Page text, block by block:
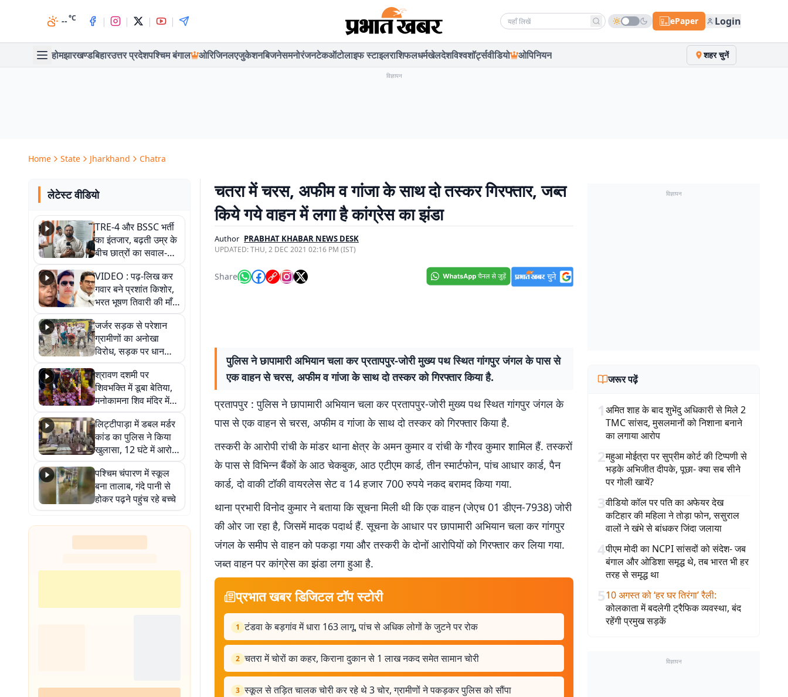
--°C | | | | Search news ePaper Login
होमझारखण्डबिहारउत्तर प्रदेशपश्चिम बंगाल ओरिजिनलएजुकेशनबिजनेसमनोरंजनटेकऑटोलाइफ स्टाइलराशिफलधर्मखेलदेशविश्वशॉर्ट्सवीडियो ओपिनियन शहर चुनें
विज्ञापन
Home State Jharkhand Chatra
लेटेस्ट वीडियो
TRE-4 और BSSC भर्ती
का इंतजार, बढ़ती उम्र के
बीच छात्रों का सवाल-
आखिर कब आएगी बहाली?
देखें वीडियो
VIDEO : पढ़-लिख कर
गवार बने प्रशांत किशोर,
भरत भूषण तिवारी की माँ ने
कहा नहीं थी उम्मीद, बेटा
था तो किसी को बोलने की
नहीं थी हिम्मत
जर्जर सड़क से परेशान
ग्रामीणों का अनोखा
विरोध, सड़क पर धान
रोपकर और खाद डालकर
जताया आक्रोश
श्रावण दशमी पर
शिवभक्ति में डूबा बेतिया,
मनोकामना शिव मंदिर में
हुआ भव्य श्रृंगार
लिट्टीपाड़ा में डबल मर्डर
कांड का पुलिस ने किया
खुलासा, 12 घंटे में आरोपी
गिरफ्तार
पश्चिम चंपारण में स्कूल
बना तालाब, गंदे पानी से
होकर पढ़ने पहुंच रहे बच्चे
चतरा में चरस, अफीम व गांजा के साथ दो तस्कर गिरफ्तार, जब्त
किये गये वाहन में लगा है कांग्रेस का झंडा
Author PRABHAT KHABAR NEWS DESK
UPDATED:THU, 2 DEC 2021 02:16 PM (IST)
Share
पुलिस ने छापामारी अभियान चला कर प्रतापपुर-जोरी मुख्य पथ स्थित गांगपुर जंगल के पास से
एक वाहन से चरस, अफीम व गांजा के साथ दो तस्कर को गिरफ्तार किया है.
प्रतापपुर : पुलिस ने छापामारी अभियान चला कर प्रतापपुर-जोरी मुख्य पथ स्थित गांगपुर जंगल के
पास से एक वाहन से चरस, अफीम व गांजा के साथ दो तस्कर को गिरफ्तार किया है.
तस्करी के आरोपी रांची के मांडर थाना क्षेत्र के अमन कुमार व रांची के गौरव कुमार शामिल हैं. तस्करों
के पास से विभिन्न बैंकों के आठ चेकबुक, आठ एटीएम कार्ड, तीन स्मार्टफोन, पांच आधार कार्ड, पैन
कार्ड, दो वाकी टॉकी वायरलेस सेट व 14 हजार 700 रुपये नकद बरामद किया गया.
थाना प्रभारी विनोद कुमार ने बताया कि सूचना मिली थी कि एक वाहन (जेएच 01 डीएन-7938) जोरी
की ओर जा रहा है, जिसमें मादक पदार्थ हैं. सूचना के आधार पर छापामारी अभियान चला कर गांगपुर
जंगल के समीप से वाहन को पकड़ा गया और तस्करी के दोनों आरोपियों को गिरफ्तार कर लिया गया.
जब्त वाहन पर कांग्रेस का झंडा लगा हुआ है.
प्रभात खबर डिजिटल टॉप स्टोरी
1 टंडवा के बड़गांव में धारा 163 लागू, पांच से अधिक लोगों के जुटने पर रोक
2 चतरा में चोरों का कहर, किराना दुकान से 1 लाख नकद समेत सामान चोरी
3 स्कूल से तड़ित चालक चोरी कर रहे थे 3 चोर, ग्रामीणों ने पकड़कर पुलिस को सौंपा
विज्ञापन
जरूर पढ़ें
1अमित शाह के बाद शुभेंदु अधिकारी से मिले 2
TMC सांसद, मुसलमानों को निशाना बनाने
का लगाया आरोप
2महुआ मोईत्रा पर सुप्रीम कोर्ट की टिप्पणी से
भड़के अभिजीत दीपके, पूछा- क्या सब सीने
पर गोली खायें?
3वीडियो कॉल पर पति का अफेयर देख
कटिहार की महिला ने तोड़ा फोन, ससुराल
वालों ने खंभे से बांधकर जिंदा जलाया
4पीएम मोदी का NCPI सांसदों को संदेश- जब
बंगाल और ओडिशा समृद्ध थे, तब भारत भी हर
तरह से समृद्ध था
510 अगस्त को ‘हर घर तिरंगा’ रैली:
कोलकाता में बदलेगी ट्रैफिक व्यवस्था, बंद
रहेंगी प्रमुख सड़कें
विज्ञापन